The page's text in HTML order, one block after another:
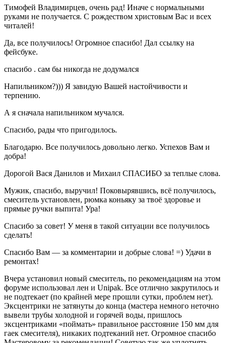
Тимофей Владимирцев, очень рад! Иначе с нормальными
руками не получается. С рождеством христовым Вас и всех
читалей!
Да, все получилось! Огромное спасибо! Дал ссылку на
фейсбуке.
спасибо . сам бы никогда не додумался
Напильником?))) Я завидую Вашей настойчивости и
терпению.
А я сначала напильником мучался.
Спасибо, рады что пригодилось.
Благодарю. Все получилось довольно легко. Успехов Вам и
добра!
Дорогой Вася Данилов и Михаил СПАСИБО за теплые слова.
Мужик, спасибо, выручил! Поковырявшись, всё получилось,
смеситель установлен, рюмка коньяку за твоё здоровье и
прямые ручки выпита! Ура!
Спасибо за совет! У меня в такой ситуации все получилось
сделать!
Спасибо Вам — за комментарии и добрые слова! =) Удачи в
ремонтах!
Вчера установил новый смеситель, по рекомендациям на этом
форуме использовал лен и Unipak. Все отлично закрутилось и
не подтекает (по крайней мере прошли сутки, проблем нет).
Эксцентрики не затянуты до конца (мастера немного неточно
вывели трубы холодной и горячей воды, пришлось
эксцентриками «поймать» правильное расстояние 150 мм для
гаек смесителя), никаких подтеканий нет. Огромное спасибо